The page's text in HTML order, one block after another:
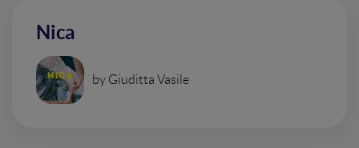
Nica
by Giuditta Vasile